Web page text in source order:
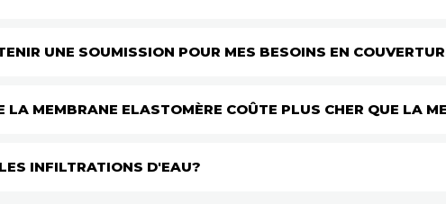
UNE SOUMISSION POUR MES BESOINS EN
LA MEMBRANE ELASTOMÈRE COÛTE PLUS CHER QUE LA
INFILTRATIONS D'EAU?